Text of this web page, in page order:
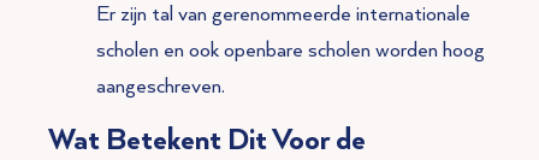
Er zijn tal van gerenommeerde internationale
scholen en ook openbare scholen worden hoog
aangeschreven.
Wat Betekent Dit Voor de